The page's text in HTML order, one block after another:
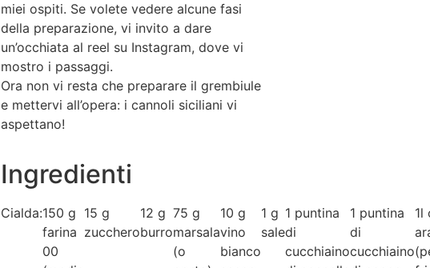
miei ospiti. Se volete vedere alcune fasi
della preparazione, vi invito a dare
un’occhiata al reel su Instagram, dove vi
mostro i passaggi.
Ora non vi resta che preparare il grembiule
e mettervi all’opera: i cannoli siciliani vi
aspettano!
Ingredienti
Cialda:150 g
farina
00
15 g
zucchero
12 g
burro
75 g
marsala
(o
10 g
vino
bianco
1 g
sale
1 puntina
di
cucchiaino
1 puntina
di
cucchiaino
1l